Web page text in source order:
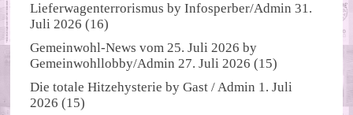
Lieferwagenterrorismus byInfosperber/Admin 31.
Juli 2026 (16)
Gemeinwohl-News vom 25. Juli 2026 by
Gemeinwohllobby/Admin 27. Juli 2026 (15)
Die totale Hitzehysterie byGast / Admin 1. Juli
2026 (15)